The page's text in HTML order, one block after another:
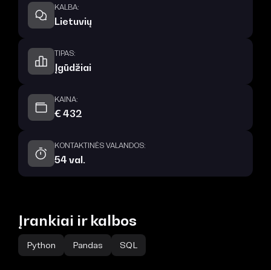
KALBA:
Lietuvių
TIPAS:
Įgūdžiai
KAINA:
€ 432
KONTAKTINĖS VALANDOS:
54 val.
Įrankiai ir kalbos
Python Pandas SQL